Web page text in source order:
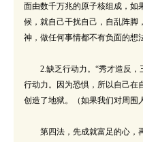
面由数千万兆的原子核组成，如
候，就自己干扰自己，自乱阵脚
神，做任何事情都不有负面的想
2.缺乏行动力。“秀才造反，
行动力。因为恐惧，所以自己在
创造了地狱。（如果我们对周围
第四法，先成就富足的心，